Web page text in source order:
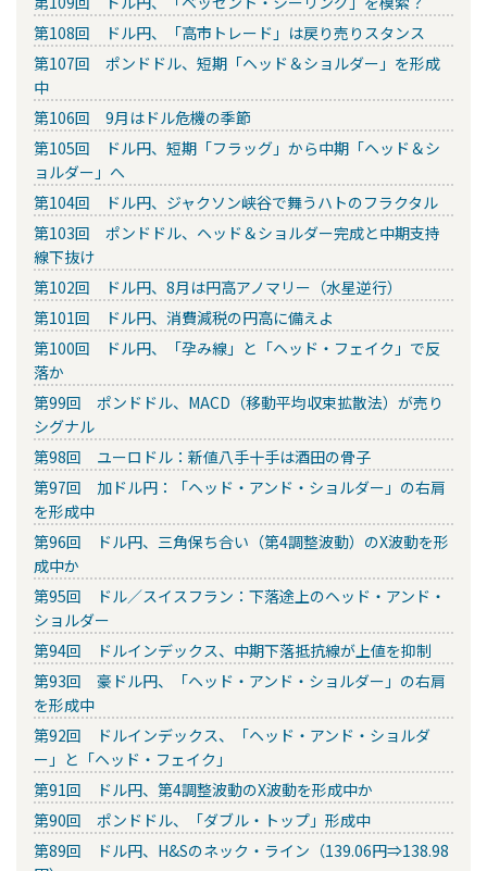
第108回 ドル円、「高市トレード」は戻り売りスタンス
第107回 ポンドドル、短期「ヘッド＆ショルダー」を形成
中
第106回 9月はドル危機の季節
第105回 ドル円、短期「フラッグ」から中期「ヘッド＆シ
ョルダー」へ
第104回 ドル円、ジャクソン峡谷で舞うハトのフラクタル
第103回 ポンドドル、ヘッド＆ショルダー完成と中期支持
線下抜け
第102回 ドル円、8月は円高アノマリー（水星逆行）
第101回 ドル円、消費減税の円高に備えよ
第100回 ドル円、「孕み線」と「ヘッド・フェイク」で反
落か
第99回 ポンドドル、MACD（移動平均収束拡散法）が売り
シグナル
第98回 ユーロドル：新値八手十手は酒田の骨子
第97回 加ドル円：「ヘッド・アンド・ショルダー」の右肩
を形成中
第96回 ドル円、三角保ち合い（第4調整波動）のX波動を形
成中か
第95回 ドル／スイスフラン：下落途上のヘッド・アンド・
ショルダー
第94回 ドルインデックス、中期下落抵抗線が上値を抑制
第93回 豪ドル円、「ヘッド・アンド・ショルダー」の右肩
を形成中
第92回 ドルインデックス、「ヘッド・アンド・ショルダ
ー」と「ヘッド・フェイク」
第91回 ドル円、第4調整波動のX波動を形成中か
第90回 ポンドドル、「ダブル・トップ」形成中
第89回 ドル円、H&Sのネック・ライン（139.06円⇒138.98